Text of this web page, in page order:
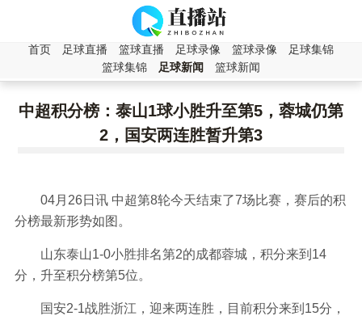
首页 足球直播 篮球直播 足球录像 篮球录像
足球集锦
篮球集锦
足球新闻 篮球新闻
中超积分榜：泰山1球小胜升至第5，蓉城仍第
2，国安两连胜暂升第3
04月26日讯 中超第8轮今天结束了7场比赛，赛后的积
分榜最新形势如图。
山东泰山1-0小胜排名第2的成都蓉城，积分来到14
分，升至积分榜第5位。
国安2-1战胜浙江，迎来两连胜，目前积分来到15分，